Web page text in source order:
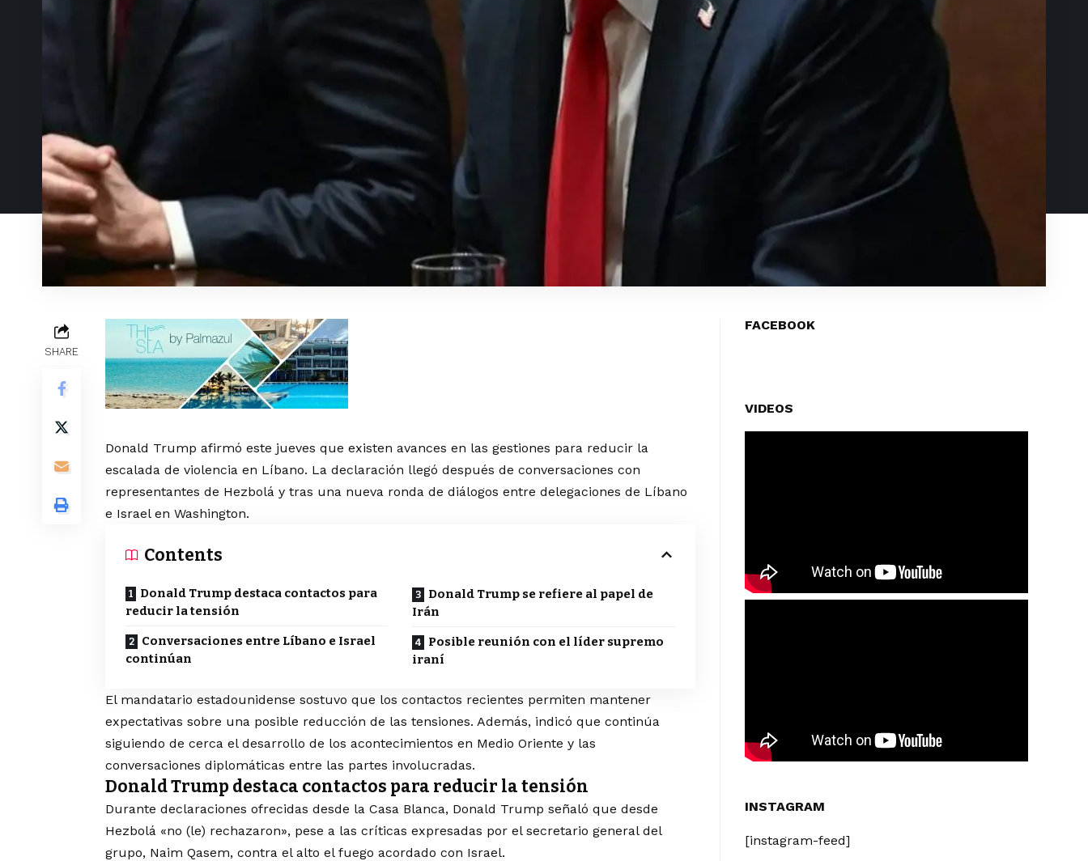
SHARE
Donald Trump afirmó este jueves que existen avances en las gestiones para reducir la
escalada de violencia en Líbano. La declaración llegó después de conversaciones con
representantes de Hezbolá y tras una nueva ronda de diálogos entre delegaciones de Líbano
e Israel en Washington.
Contents
Donald Trump destaca contactos para
reducir la tensión
Conversaciones entre Líbano e Israel
continúan
Donald Trump se refiere al papel de
Irán
Posible reunión con el líder supremo
iraní
El mandatario estadounidense sostuvo que los contactos recientes permiten mantener
expectativas sobre una posible reducción de las tensiones. Además, indicó que continúa
siguiendo de cerca el desarrollo de los acontecimientos en Medio Oriente y las
conversaciones diplomáticas entre las partes involucradas.
Donald Trump destaca contactos para reducir la tensión
Durante declaraciones ofrecidas desde la Casa Blanca, Donald Trump señaló que desde
Hezbolá «no (le) rechazaron», pese a las críticas expresadas por el secretario general del
grupo, Naim Qasem, contra el alto el fuego acordado con Israel.
FACEBOOK
VIDEOS
INSTAGRAM
[instagram-feed]